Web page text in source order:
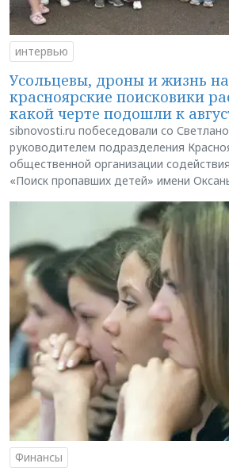
интервью
Усольцевы, дроны и жизнь
красноярские поисковики
какой черте подошли к
sibnovosti.ru побеседовали со
руководителем подразделения
общественной организации
«Поиск пропавших детей» имени
Финансы